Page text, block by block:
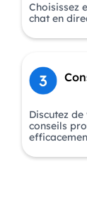
Choisissez
chat en
Discutez
conseils